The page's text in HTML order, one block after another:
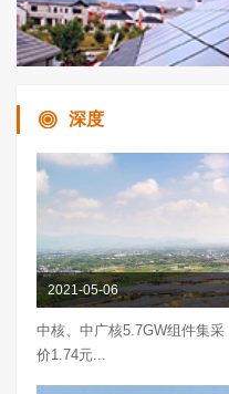
深度
2021-05-06
中核、中广核5.7GW组件集
价1.74元...